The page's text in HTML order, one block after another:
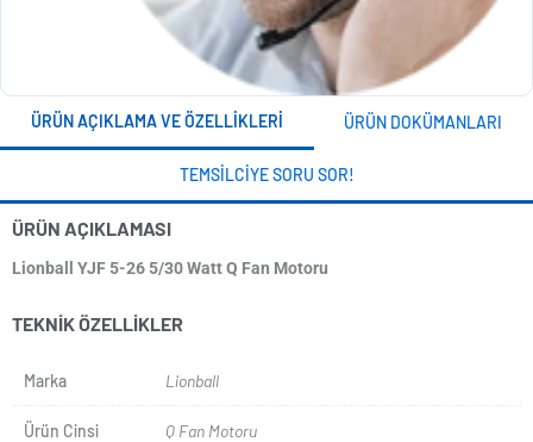
ÜRÜN AÇIKLAMA VE ÖZELLIKLERI ÜRÜN DOKÜMANLARI
TEMSILCIYE SORU SOR!
ÜRÜN AÇIKLAMASI
Lionball YJF 5-26 5/30 Watt Q Fan Motoru
TEKNIK ÖZELLIKLER
Marka Lionball
Ürün Cinsi Q Fan Motoru